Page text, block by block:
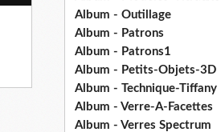
Album - Outillage
Album - Patrons
Album - Patrons1
Album - Petits-Objets-3D
Album - Technique-Tiffany
Album - Verre-A-Facettes
Album - Verres Spectrum